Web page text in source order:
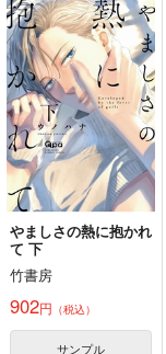
やましさの熱に抱かれ
て 下
竹書房
902円 （税込）
サンプル